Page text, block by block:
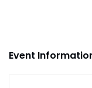
familias, un
Event